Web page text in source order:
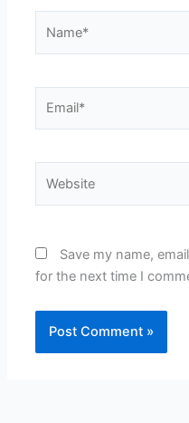
Save my name,
for the next time I